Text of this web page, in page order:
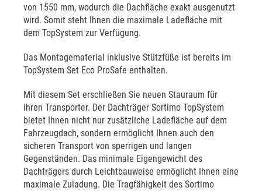
von 1550 mm, wodurch die Dachfläche exakt ausgenutzt
wird. Somit steht Ihnen die maximale Ladefläche mit
dem TopSystem zur Verfügung.
Das Montagematerial inklusive Stützfüße ist bereits im
TopSystem Set Eco ProSafe enthalten.
Mit diesem Set erschließen Sie neuen Stauraum für
Ihren Transporter. Der Dachträger Sortimo TopSystem
bietet Ihnen nicht nur zusätzliche Ladefläche auf dem
Fahrzeugdach, sondern ermöglicht Ihnen auch den
sicheren Transport von sperrigen und langen
Gegenständen. Das minimale Eigengewicht des
Dachträgers durch Leichtbauweise ermöglicht Ihnen eine
maximale Zuladung. Die Tragfähigkeit des Sortimo